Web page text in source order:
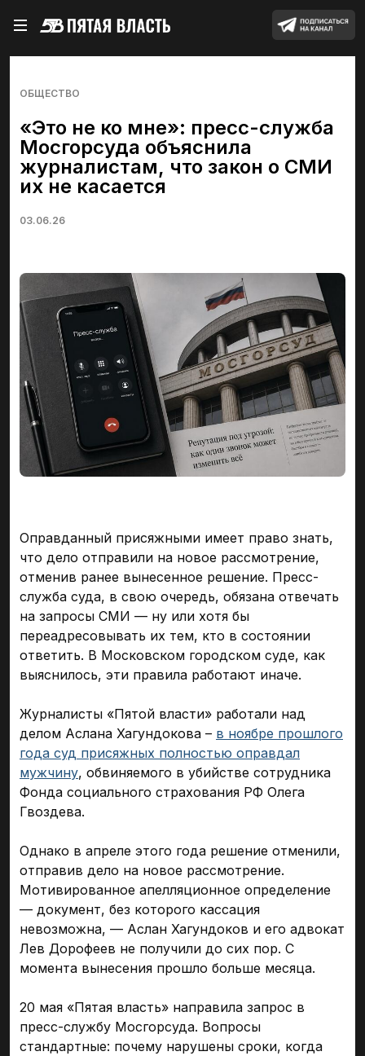
ОБЩЕСТВО
«Это не ко мне»: пресс-служба
Мосгорсуда объяснила
журналистам, что закон о СМИ
их не касается
03.06.26
Оправданный присяжными имеет право знать,
что дело отправили на новое рассмотрение,
отменив ранее вынесенное решение. Пресс-
служба суда, в свою очередь, обязана отвечать
на запросы СМИ — ну или хотя бы
переадресовывать их тем, кто в состоянии
ответить. В Московском городском суде, как
выяснилось, эти правила работают иначе.
Журналисты «Пятой власти» работали над
делом Аслана Хагундокова – в ноябре прошлого
года суд присяжных полностью оправдал
мужчину, обвиняемого в убийстве сотрудника
Фонда социального страхования РФ Олега
Гвоздева.
Однако в апреле этого года решение отменили,
отправив дело на новое рассмотрение.
Мотивированное апелляционное определение
— документ, без которого кассация
невозможна, — Аслан Хагундоков и его адвокат
Лев Дорофеев не получили до сих пор. С
момента вынесения прошло больше месяца.
20 мая «Пятая власть» направила запрос в
пресс-службу Мосгорсуда. Вопросы
стандартные: почему нарушены сроки, когда